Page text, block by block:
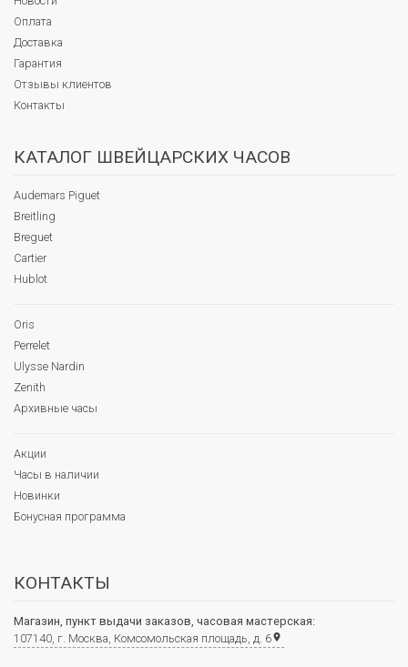
Оплата
Доставка
Гарантия
Отзывы клиентов
Контакты
КАТАЛОГ ШВЕЙЦАРСКИХ ЧАСОВ
Audemars Piguet
Breitling
Breguet
Cartier
Hublot
Oris
Perrelet
Ulysse Nardin
Zenith
Архивные часы
Акции
Часы в наличии
Новинки
Бонусная программа
КОНТАКТЫ
Магазин, пункт выдачи заказов, часовая мастерская:
107140, г. Москва, Комсомольская площадь, д. 6place